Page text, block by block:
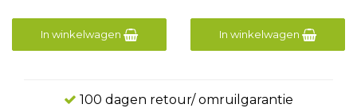
In winkelwagen In winkelwagen
100 dagen retour/ omruilgarantie